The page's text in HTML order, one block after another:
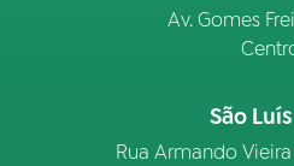
Av. Gomes
São
Rua Armando Vieira